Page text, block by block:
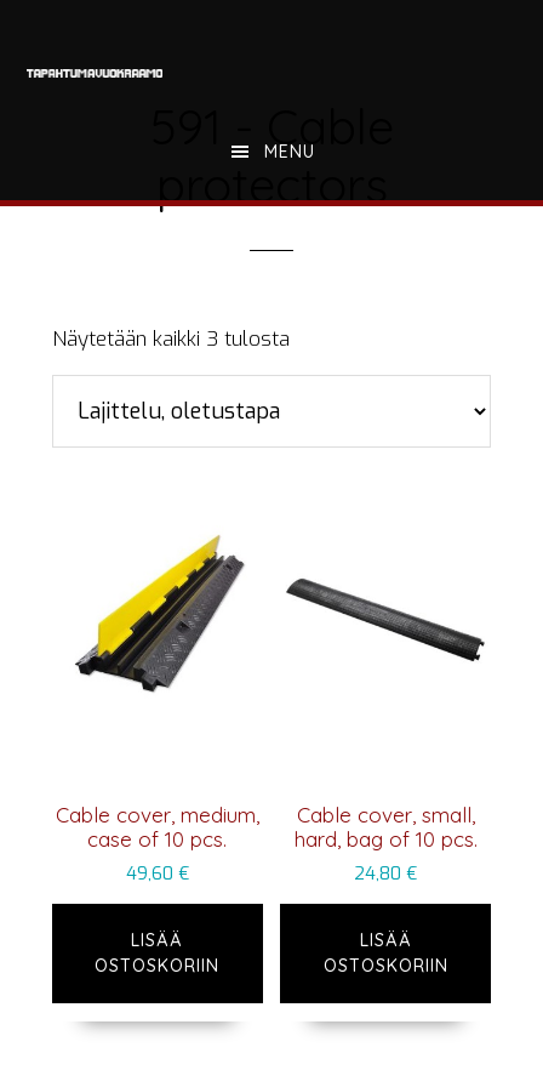
sivupalkkiin
MENU
protectors
Näytetään kaikki 3 tulosta
Cable cover, medium,
case of 10 pcs.
49,60 €
LISÄÄ
OSTOSKORIIN
Cable cover, small,
hard, bag of 10 pcs.
24,80€
LISÄÄ
OSTOSKORIIN